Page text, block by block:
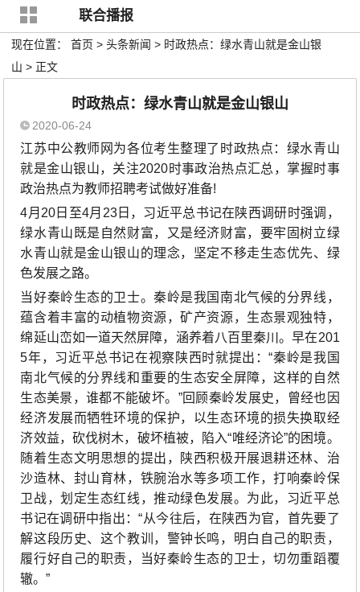
联合播报
现在位置：首页 > 头条新闻 > 时政热点：绿水青山就是金山银
山 > 正文
时政热点：绿水青山就是金山银山
2020-06-24
江苏中公教师网为各位考生整理了时政热点：绿水青山
就是金山银山，关注2020时事政治热点汇总 ，掌握时事
政治热点为教师招聘考试做好准备!
4月20日至4月23日，习近平总书记在陕西调研时强调，
绿水青山既是自然财富，又是经济财富，要牢固树立绿
水青山就是金山银山的理念，坚定不移走生态优先、绿
色发展之路。
当好秦岭生态的卫士。秦岭是我国南北气候的分界线，
蕴含着丰富的动植物资源，矿产资源，生态景观独特，
绵延山峦如一道天然屏障，涵养着八百里秦川。早在201
5年，习近平总书记在视察陕西时就提出：“秦岭是我国
南北气候的分界线和重要的生态安全屏障，这样的自然
生态美景，谁都不能破坏。”回顾秦岭发展史，曾经也因
经济发展而牺牲环境的保护，以生态环境的损失换取经
济效益，砍伐树木，破坏植被，陷入“唯经济论”的困境。
随着生态文明思想的提出，陕西积极开展退耕还林、治
沙造林、封山育林，铁腕治水等多项工作，打响秦岭保
卫战，划定生态红线，推动绿色发展。为此，习近平总
书记在调研中指出：“从今往后，在陕西为官，首先要了
解这段历史、这个教训，警钟长鸣，明白自己的职责，
履行好自己的职责，当好秦岭生态的卫士，切勿重蹈覆
辙。”